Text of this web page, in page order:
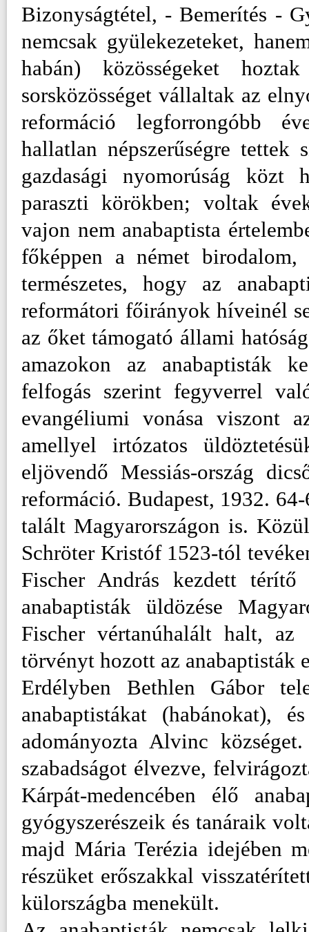
Bizonyságtétel, - Bemerítés -
nemcsak gyülekezeteket,
habán) közösségeket
sorsközösséget vállaltak az
reformáció legforrongóbb
hallatlan népszerűségre
gazdasági nyomorúság közt
paraszti körökben; voltak
vajon nem anabaptista
főképpen a német
természetes, hogy az
reformátori főirányok híveinél
az őket támogató állami
amazokon az anabaptisták
felfogás szerint fegyverrel
evangéliumi vonása viszont
amellyel irtózatos
eljövendő Messiás-ország
reformáció. Budapest, 1932.
talált Magyarországon is.
Schröter Kristóf 1523-tól
Fischer András kezdett
anabaptisták üldözése
Fischer vértanúhalált halt, az
törvényt hozott az anabaptisták
Erdélyben Bethlen Gábor
anabaptistákat (habánokat),
adományozta Alvinc
szabadságot élvezve,
Kárpát-medencében élő
gyógyszerészeik és tanáraik
majd Mária Terézia idejében
részüket erőszakkal
külországba menekült.